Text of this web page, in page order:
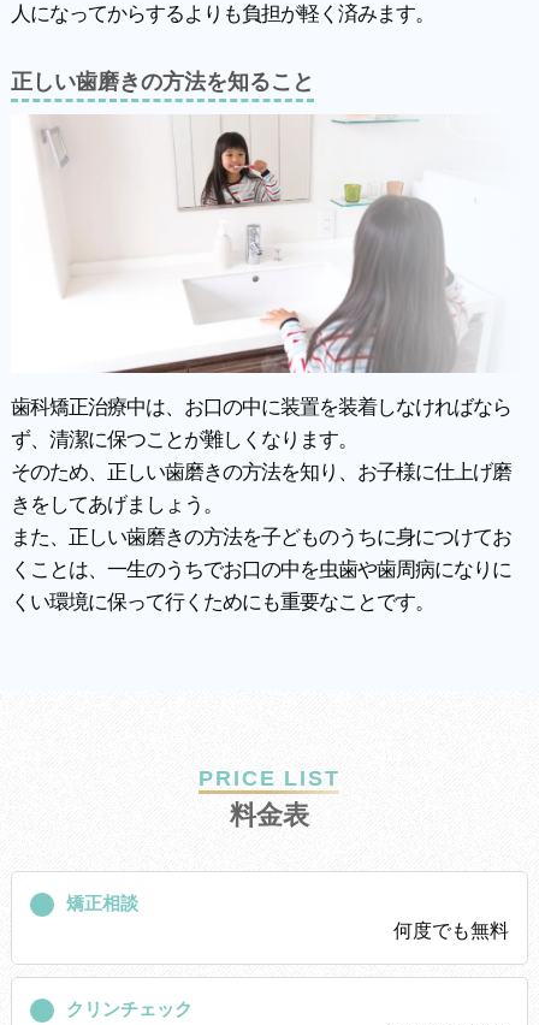
人になってからするよりも負担が軽く済みます。
正しい歯磨きの方法を知ること
歯科矯正治療中は、お口の中に装置を装着しなければなら
ず、清潔に保つことが難しくなります。
そのため、正しい歯磨きの方法を知り、お子様に仕上げ磨
きをしてあげましょう。
また、正しい歯磨きの方法を子どものうちに身につけてお
くことは、一生のうちでお口の中を虫歯や歯周病になりに
くい環境に保って行くためにも重要なことです。
PRICE LIST
料金表
矯正相談
何度でも無料
クリンチェック